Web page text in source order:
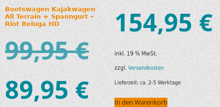
Bootswagen Kajakwagen
All Terrain + Spanngurt –
Riot Beluga HD
99,95€
89,95€
154,95€
inkl. 19 % MwSt.
zzgl.Versandkosten
Lieferzeit:ca. 2-5 Werktage
In den Warenkorb